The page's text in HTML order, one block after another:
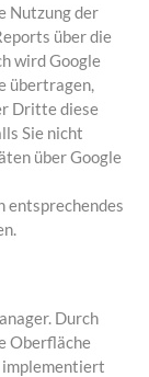
Nutzung der
über die
wird Google
übertragen,
Dritte diese
Sie nicht
über Google
entsprechendes
Durch
Oberfläche
implementiert